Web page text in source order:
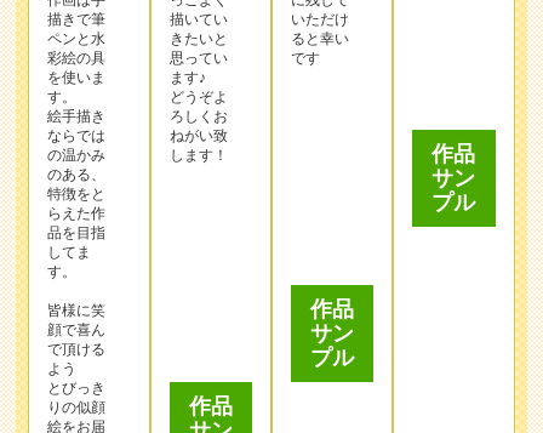
の温かみ
のある、
特徴をと
らえた作
品を目指
してま
す。
皆様に笑
顔で喜ん
で頂ける
よう
とびっき
りの似顔
絵をお届
けします
(^^)！
します！